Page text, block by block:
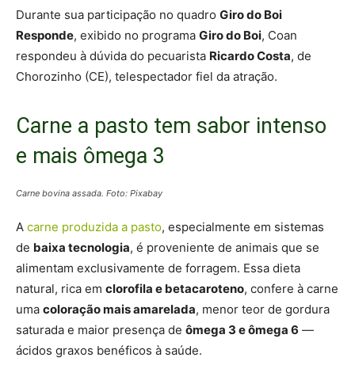
Durante sua participação no quadro Giro do Boi
Responde, exibido no programa Giro do Boi, Coan
respondeu à dúvida do pecuarista Ricardo Costa, de
Chorozinho (CE), telespectador fiel da atração.
Carne a pasto tem sabor intenso
e mais ômega 3
Carne bovina assada. Foto: Pixabay
A carne produzida a pasto, especialmente em sistemas
de baixa tecnologia, é proveniente de animais que se
alimentam exclusivamente de forragem. Essa dieta
natural, rica em clorofila e betacaroteno, confere à carne
uma coloração mais amarelada, menor teor de gordura
saturada e maior presença de ômega 3 e ômega 6 —
ácidos graxos benéficos à saúde.